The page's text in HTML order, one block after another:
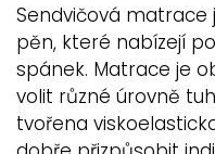
Sendvičová
pěn, které nabízejí
spánek. Matrace je
volit různé úrovně
tvořena